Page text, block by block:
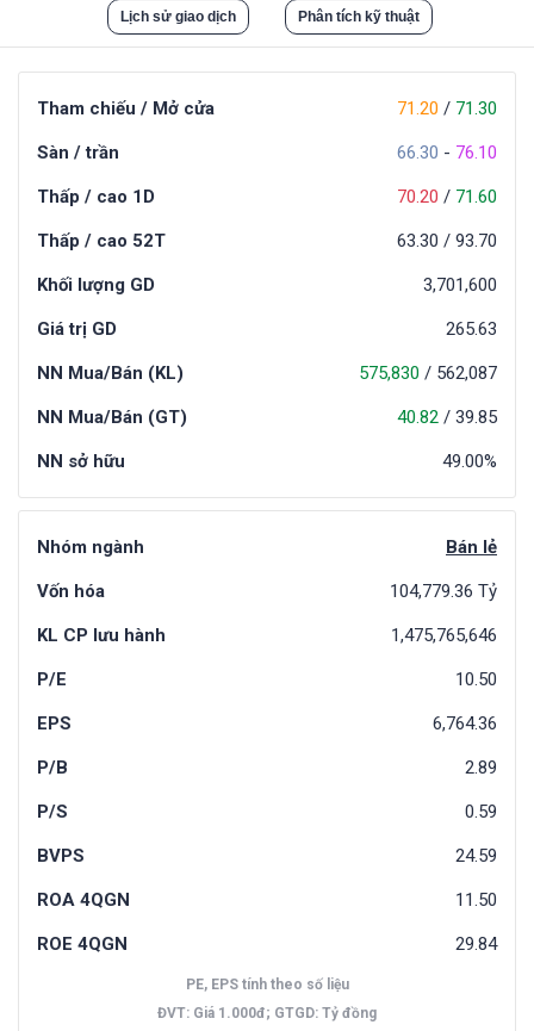
Lịch sử giao dịch Phân tích kỹ thuật
Tham chiếu / Mở cửa 71.30
/
71.20
Sàn / trần 76.10
-
66.30
Thấp / cao 1D 71.60
/
70.20
Thấp / cao 52T 93.70
/
63.30
Khối lượng GD 3,701,600
Giá trị GD 265.63
NN Mua/Bán (KL) 562,087
/
575,830
NN Mua/Bán (GT) 39.85
/
40.82
NN sở hữu 49.00%
Nhóm ngành Bán lẻ
Vốn hóa 104,779.36 Tỷ
KL CP lưu hành 1,475,765,646
P/E 10.50
EPS 6,764.36
P/B 2.89
P/S 0.59
BVPS 24.59
ROA 4QGN 11.50
ROE 4QGN 29.84
PE, EPS tính theo số liệu
ĐVT: Giá 1.000đ; GTGD: Tỷ đồng